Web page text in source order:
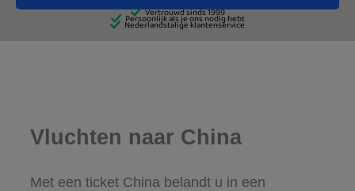
Vluchten naar China
Met een ticket China belandt u in een